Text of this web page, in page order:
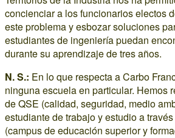
concienciar a los funcionarios electos
este problema y esbozar soluciones
estudiantes de ingeniería puedan
durante su aprendizaje de tres años.
N. S.: En lo que respecta a Carbo
ninguna escuela en particular. Hemos
de QSE (calidad, seguridad, medio
estudiante de trabajo y estudio a
(campus de educación superior y